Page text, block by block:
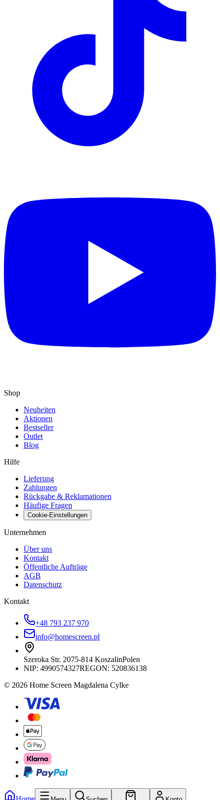
Shop
Neuheiten
Aktionen
Bestseller
Outlet
Blog
Hilfe
Lieferung
Zahlungen
Rückgabe & Reklamationen
Häufige Fragen
Cookie-Einstellungen
Unternehmen
Über uns
Kontakt
Öffentliche Aufträge
AGB
Datenschutz
Kontakt
+48 793 237 970
info@homescreen.pl
Szeroka Str. 2075-814 KoszalinPolen
NIP: 4990574327REGON: 520836138
© 2026 Home Screen Magdalena Cylke